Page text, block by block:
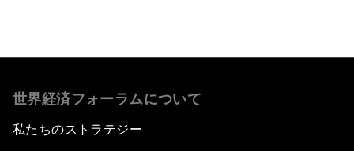
世界経済フォーラムについて
私たちのストラテジー